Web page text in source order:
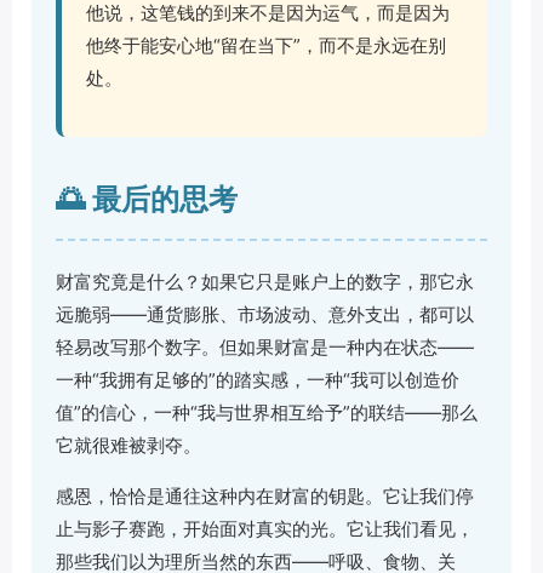
他说，这笔钱的到来不是因为运气，而是因为
他终于能安心地“留在当下”，而不是永远在别
处。
🌅 最后的思考
财富究竟是什么？如果它只是账户上的数字，那它永
远脆弱——通货膨胀、市场波动、意外支出，都可以
轻易改写那个数字。但如果财富是一种内在状态——
一种“我拥有足够的”的踏实感，一种“我可以创造价
值”的信心，一种“我与世界相互给予”的联结——那么
它就很难被剥夺。
感恩，恰恰是通往这种内在财富的钥匙。它让我们停
止与影子赛跑，开始面对真实的光。它让我们看见，
那些我们以为理所当然的东西——呼吸、食物、关